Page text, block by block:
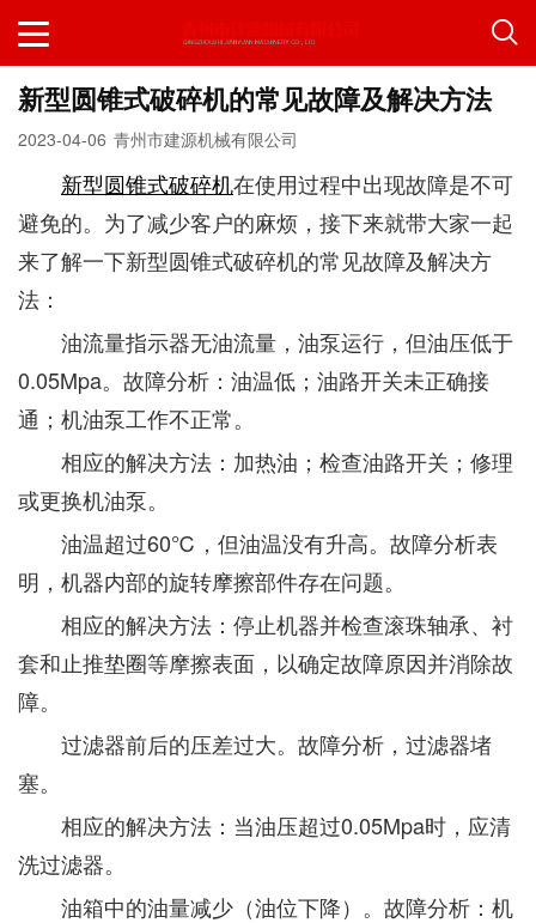
新型圆锥式破碎机的常见故障及解决方法
2023-04-06 青州市建源机械有限公司
新型圆锥式破碎机在使用过程中出现故障是不可
避免的。为了减少客户的麻烦，接下来就带大家一起
来了解一下新型圆锥式破碎机的常见故障及解决方
法：
油流量指示器无油流量，油泵运行，但油压低于
0.05Mpa。故障分析：油温低；油路开关未正确接
通；机油泵工作不正常。
相应的解决方法：加热油；检查油路开关；修理
或更换机油泵。
油温超过60℃，但油温没有升高。故障分析表
明，机器内部的旋转摩擦部件存在问题。
相应的解决方法：停止机器并检查滚珠轴承、衬
套和止推垫圈等摩擦表面，以确定故障原因并消除故
障。
过滤器前后的压差过大。故障分析，过滤器堵
塞。
相应的解决方法：当油压超过0.05Mpa时，应清
洗过滤器。
油箱中的油量减少（油位下降）。故障分析：机